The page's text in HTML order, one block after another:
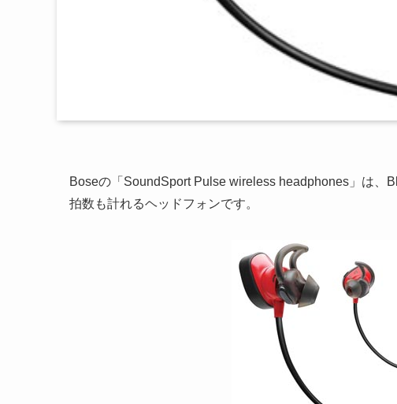
Boseの「SoundSport Pulse wireless headphones」は、
拍数も計れるヘッドフォンです。